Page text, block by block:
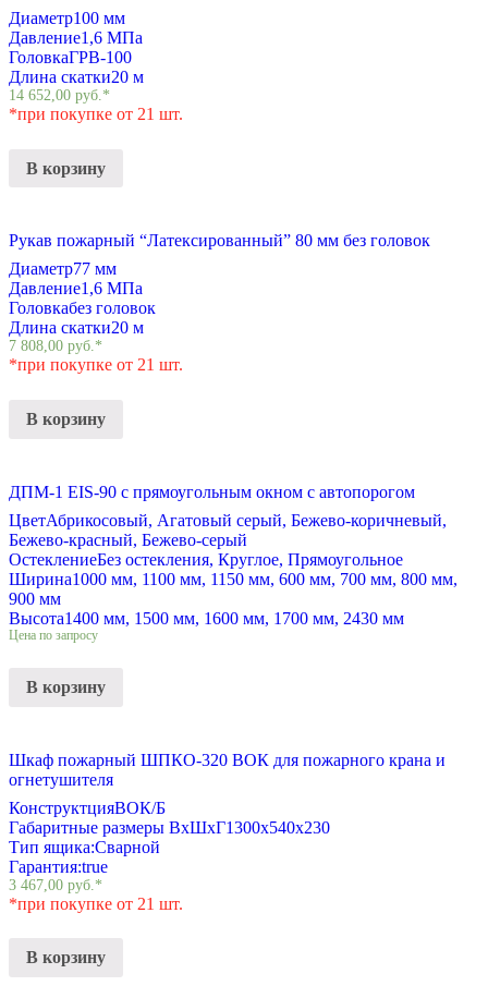
Диаметр100 мм
Давление1,6 МПа
ГоловкаГРВ-100
Длина скатки20 м
14 652,00 руб. *
*при покупке от 21 шт.
В корзину
Рукав пожарный “Латексированный” 80 мм без головок
Диаметр77 мм
Давление1,6 МПа
Головкабез головок
Длина скатки20 м
7 808,00 руб.*
*при покупке от 21 шт.
В корзину
ДПМ-1 EIS-90 с прямоугольным окном с автопорогом
ЦветАбрикосовый, Агатовый серый, Бежево-коричневый,
Бежево-красный, Бежево-серый
ОстеклениеБез остекления, Круглое, Прямоугольное
Ширина1000 мм, 1100 мм, 1150 мм, 600 мм, 700 мм, 800 мм,
900 мм
Высота1400 мм, 1500 мм, 1600 мм, 1700 мм, 2430 мм
Цена по запросу
В корзину
Шкаф пожарный ШПКО-320 ВОК для пожарного крана и
огнетушителя
КонструктцияВОК/Б
Габаритные размеры ВхШхГ1300х540х230
Тип ящика:Сварной
Гарантия:true
3 467,00 руб. *
*при покупке от 21 шт.
В корзину